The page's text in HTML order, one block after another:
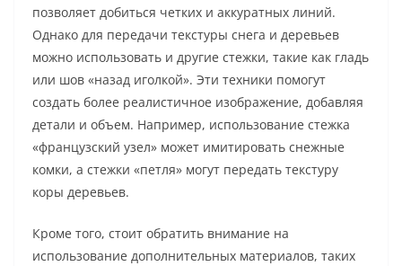
позволяет добиться четких и аккуратных линий.
Однако для передачи текстуры снега и деревьев
можно использовать и другие стежки, такие как гладь
или шов «назад иголкой». Эти техники помогут
создать более реалистичное изображение, добавляя
детали и объем. Например, использование стежка
«французский узел» может имитировать снежные
комки, а стежки «петля» могут передать текстуру
коры деревьев.
Кроме того, стоит обратить внимание на
использование дополнительных материалов, таких